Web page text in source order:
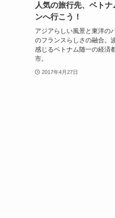
人気の旅行先、ベトナ
ンへ行こう！
アジアらしい風景と東洋の
のフランスらしさの融合。
感じるベトナム随一の経済
市。
2017年4月27日